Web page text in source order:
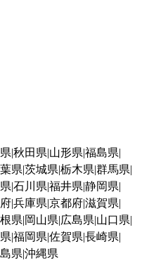
秋田県 山形県 福島県
県 茨城県 栃木県 群馬県
石川県 福井県 静岡県
兵庫県 京都府滋賀県
県 岡山県 広島県 山口県
福岡県 佐賀県 長崎県
県 沖縄県